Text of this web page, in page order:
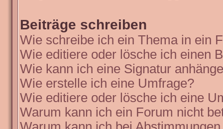
Beiträge schreiben
Wie schreibe ich ein Thema in ein
Wie editiere oder lösche ich einen
Wie kann ich eine Signatur
Wie erstelle ich eine Umfrage?
Wie editiere oder lösche ich eine
Warum kann ich ein Forum nicht